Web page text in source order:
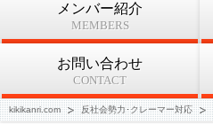
メンバー紹介
MEMBERS
お問い合わせ
CONTACT
kikikanri.com 反社会勢力･クレーマー対応